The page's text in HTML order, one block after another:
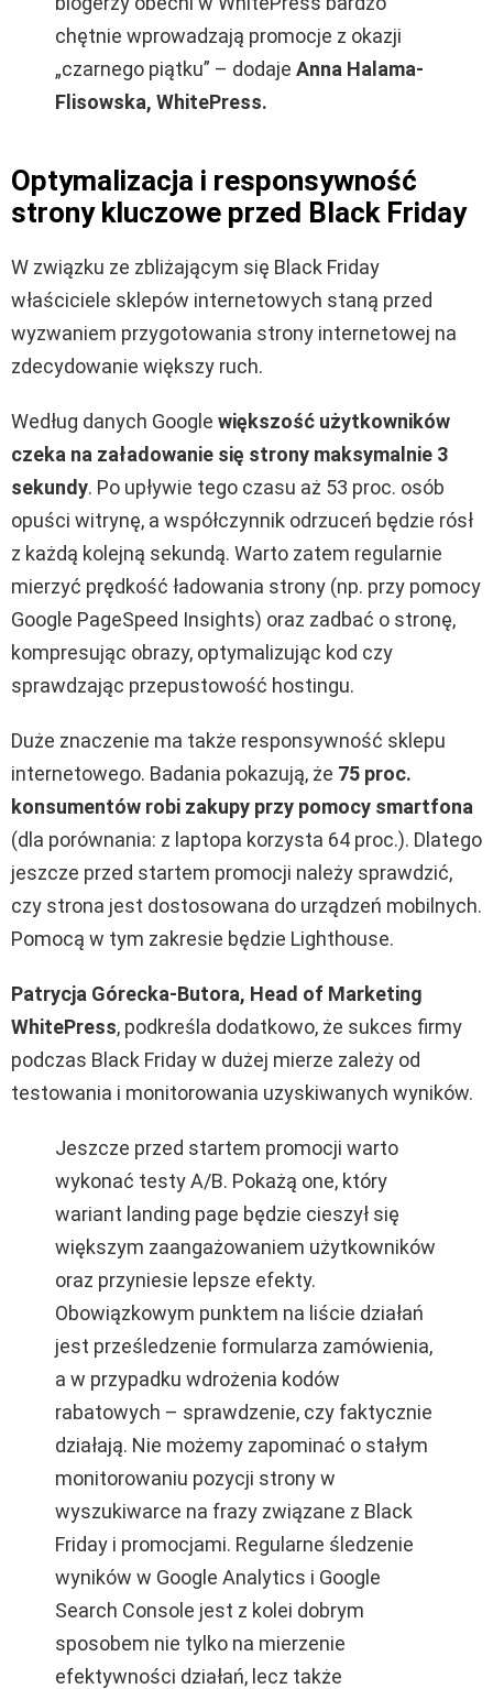
chętnie wprowadzają promocje z okazji
„czarnego piątku” – dodaje Anna Halama-
Flisowska, WhitePress.
Optymalizacja i responsywność
strony kluczowe przed Black Friday
W związku ze zbliżającym się Black Friday
właściciele sklepów internetowych staną przed
wyzwaniem przygotowania strony internetowej na
zdecydowanie większy ruch.
Według danych Google większość użytkowników
czeka na załadowanie się strony maksymalnie 3
sekundy. Po upływie tego czasu aż 53 proc. osób
opuści witrynę, a współczynnik odrzuceń będzie rósł
z każdą kolejną sekundą. Warto zatem regularnie
mierzyć prędkość ładowania strony (np. przy pomocy
Google PageSpeed Insights) oraz zadbać o stronę,
kompresując obrazy, optymalizując kod czy
sprawdzając przepustowość hostingu.
Duże znaczenie ma także responsywność sklepu
internetowego. Badania pokazują, że 75 proc.
konsumentów robi zakupy przy pomocy smartfona
(dla porównania: z laptopa korzysta 64 proc.). Dlatego
jeszcze przed startem promocji należy sprawdzić,
czy strona jest dostosowana do urządzeń mobilnych.
Pomocą w tym zakresie będzie Lighthouse.
Patrycja Górecka-Butora, Head of Marketing
WhitePress, podkreśla dodatkowo, że sukces firmy
podczas Black Friday w dużej mierze zależy od
testowania i monitorowania uzyskiwanych wyników.
Jeszcze przed startem promocji warto
wykonać testy A/B. Pokażą one, który
wariant landing page będzie cieszył się
większym zaangażowaniem użytkowników
oraz przyniesie lepsze efekty.
Obowiązkowym punktem na liście działań
jest prześledzenie formularza zamówienia,
a w przypadku wdrożenia kodów
rabatowych – sprawdzenie, czy faktycznie
działają. Nie możemy zapominać o stałym
monitorowaniu pozycji strony w
wyszukiwarce na frazy związane z Black
Friday i promocjami. Regularne śledzenie
wyników w Google Analytics i Google
Search Console jest z kolei dobrym
sposobem nie tylko na mierzenie
efektywności działań, lecz także